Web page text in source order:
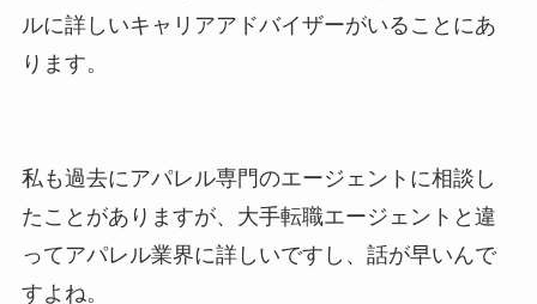
ルに詳しいキャリアアドバイザーがいることにあ
ります。
私も過去にアパレル専門のエージェントに相談し
たことがありますが、大手転職エージェントと違
ってアパレル業界に詳しいですし、話が早いんで
すよね。